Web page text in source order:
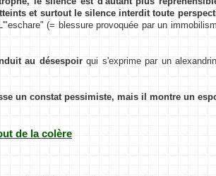
et surtout le silence interdit toute
(= blessure provoquée par un
au désespoirqui s'exprime par un
un constat pessimiste, mais il montre un
de la colère